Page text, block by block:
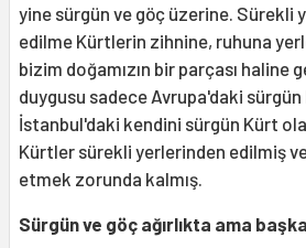
yine sürgün ve göç üzerine. Sürekli
edilme Kürtlerin zihnine, ruhuna
bizim doğamızın bir parçası haline
duygusu sadece Avrupa'daki
İstanbul'daki kendini sürgün Kürt
Kürtler sürekli yerlerinden edilmiş
etmek zorunda kalmış.
Sürgün ve göç ağırlıkta ama